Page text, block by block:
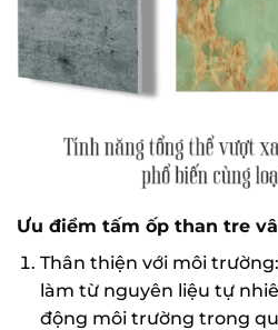
Ưu điểm tấm ốp than tre
Thân thiện với môi
làm từ nguyên liệu tự
động môi trường trong